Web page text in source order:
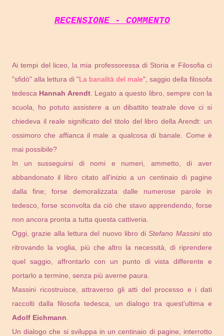
RECENSIONE - COMMENTO
Ai tempi del liceo, la mia professoressa di Storia e Filosofia ci
"sfidò" alla lettura di "La banalità del male", saggio della filosofa
tedesca Hannah Arendt. Legato a questo libro, sempre con la
scuola, ho potuto assistere a un dibattito teatrale dove ci si
chiedeva il reale significato del titolo del libro della Arendt: un
ossimoro che affianca il male a qualcosa di banale. Come è
mai possibile?
In un susseguirsi di nomi e numeri, ammetto, di aver
abbandonato il libro citato all'inizio a un centinaio di pagine
dalla fine; forse demoralizzata dalle numerose parole in
tedesco, forse sconvolta da ciò che stavo apprendendo, forse
non ancora pronta a tutta questa cattiveria.
Oggi, grazie alla lettura del nuovo libro diStefano Massinisto
ritrovando la voglia, più che altro la necessità, di riprendere
quel saggio, affrontarlo con un punto di vista differente e
portarlo a termine, senza più averne paura.
Massini ricostruisce, attraverso gli atti del processo e i dati
raccolti dalla filosofa tedesca, un dialogo tra quest'ultima e
Adolf Eichmann
Un dialogo che si sviluppa in un centinaio di pagine, interrotto